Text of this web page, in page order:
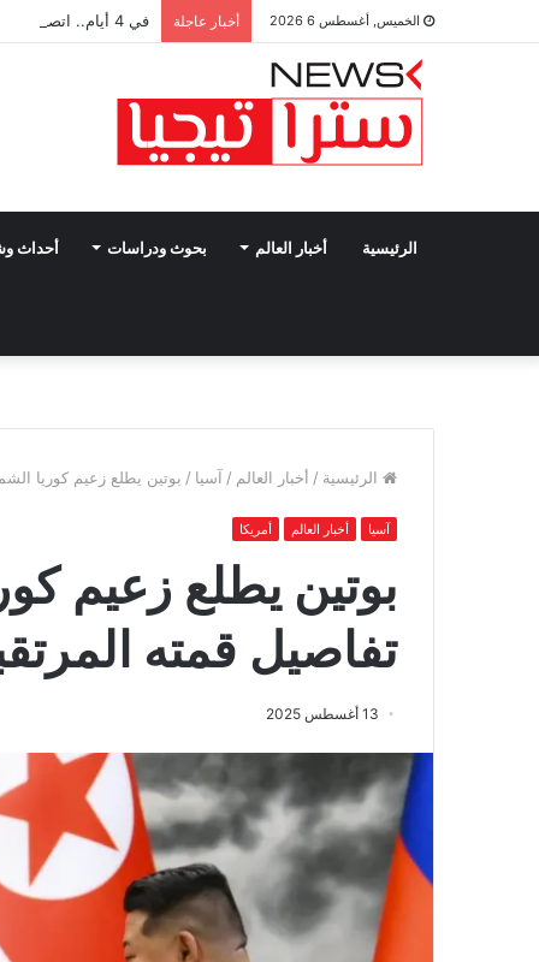
الخميس, أغسطس 6 2026 أخبار عاجلة في 4 أيام.. اتصالات مكثفة لفيدان تتناول جهود إنهاء الصراعات بالمنطقة
الرئيسية أخبار العالم بحوث ودراسات أحداث
الرئيسية / أخبار العالم / آسيا / بوتين يطلع زعيم كوريا
آسيا أخبار العالم أمريكا
بوتين يطلع زعيم
تفاصيل قمته
13 أغسطس 2025